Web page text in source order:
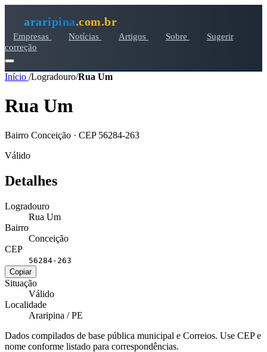
araripina.com.br
Empresas Notícias Artigos Sobre
Sugerir
correção
Início /Logradouro/Rua Um
Rua Um
Bairro Conceição · CEP 56284-263
Válido
Detalhes
Logradouro
Rua Um
Bairro
Conceição
CEP
56284-263
Copiar
Situação
Válido
Localidade
Araripina / PE
Dados compilados de base pública municipal e Correios. Use CEP e
nome conforme listado para correspondências.